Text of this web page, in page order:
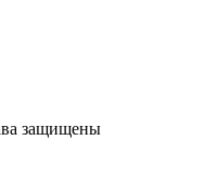
защищены